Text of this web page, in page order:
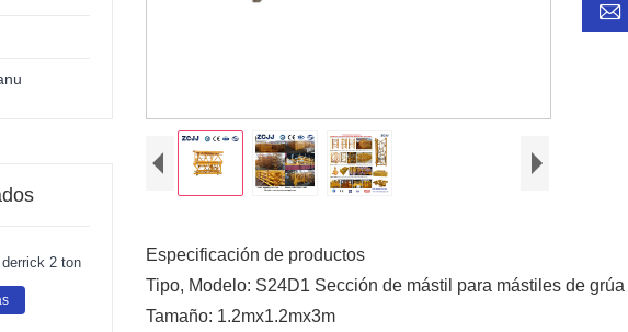

Especificación de productos
Tipo, Modelo: S24D1 Sección de mástil para mástiles de grúa
Tamaño: 1.2mx1.2mx3m
2 ton